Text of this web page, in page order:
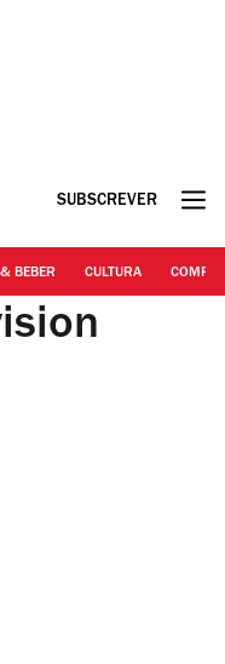
SUBSCREVER
BEBER CULTURA